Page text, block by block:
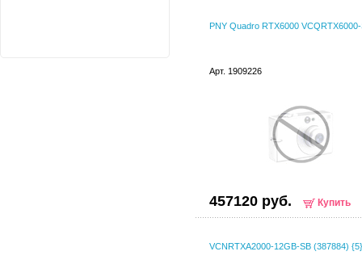
PNY Quadro RTX6000
Арт. 1909226
457120 руб. Купить
VCNRTXA2000-12GB-SB (387884) {5}